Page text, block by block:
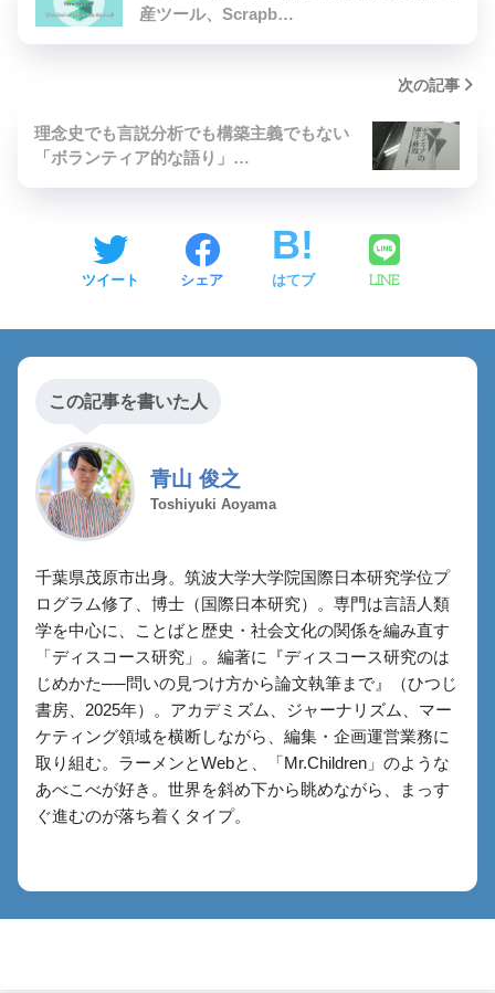
産ツール、Scrapb…
次の記事
理念史でも言説分析でも構築主義でもない
「ボランティア的な語り」…
ツイート シェア はてブ LINE
この記事を書いた人
青山 俊之
Toshiyuki Aoyama
千葉県茂原市出身。筑波大学大学院国際日本研究学位プ
ログラム修了、博士（国際日本研究）。専門は言語人類
学を中心に、ことばと歴史・社会文化の関係を編み直す
「ディスコース研究」。編著に『ディスコース研究のは
じめかた──問いの見つけ方から論文執筆まで』（ひつじ
書房、2025年）。アカデミズム、ジャーナリズム、マー
ケティング領域を横断しながら、編集・企画運営業務に
取り組む。ラーメンとWebと、「Mr.Children」のような
あべこべが好き。世界を斜め下から眺めながら、まっす
ぐ進むのが落ち着くタイプ。